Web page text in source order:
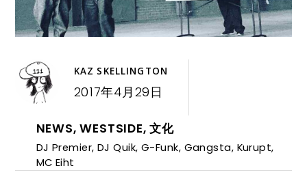
KAZ SKELLINGTON
2017年4月29日
NEWS,WESTSIDE,文化
DJ Premier, DJ Quik, G-Funk, Gangsta, Kurupt,
MC Eiht